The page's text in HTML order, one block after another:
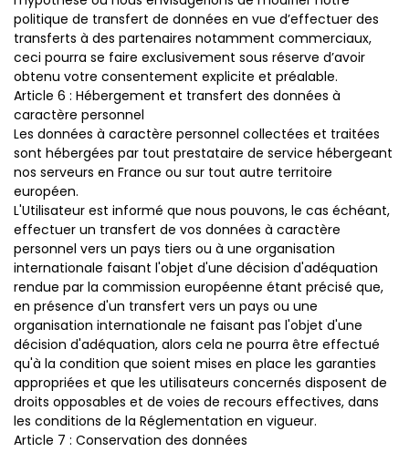
politique de transfert de données en vue d’effectuer des
transferts à des partenaires notamment commerciaux,
ceci pourra se faire exclusivement sous réserve d’avoir
obtenu votre consentement explicite et préalable.
Article 6 : Hébergement et transfert des données à
caractère personnel
Les données à caractère personnel collectées et traitées
sont hébergées par tout prestataire de service hébergeant
nos serveurs en France ou sur tout autre territoire
européen.
L'Utilisateur est informé que nous pouvons, le cas échéant,
effectuer un transfert de vos données à caractère
personnel vers un pays tiers ou à une organisation
internationale faisant l'objet d'une décision d'adéquation
rendue par la commission européenne étant précisé que,
en présence d'un transfert vers un pays ou une
organisation internationale ne faisant pas l'objet d'une
décision d'adéquation, alors cela ne pourra être effectué
qu'à la condition que soient mises en place les garanties
appropriées et que les utilisateurs concernés disposent de
droits opposables et de voies de recours effectives, dans
les conditions de la Réglementation en vigueur.
Article 7 : Conservation des données